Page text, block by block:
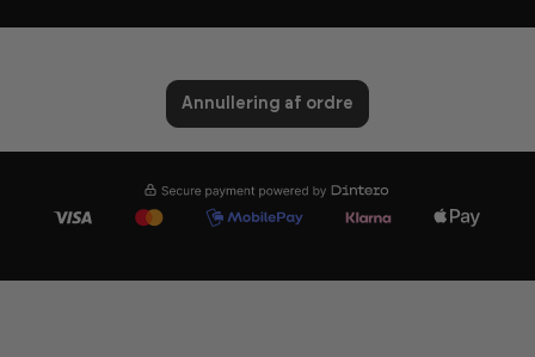
Annullering af ordre